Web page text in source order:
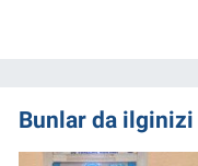
Bunlar da